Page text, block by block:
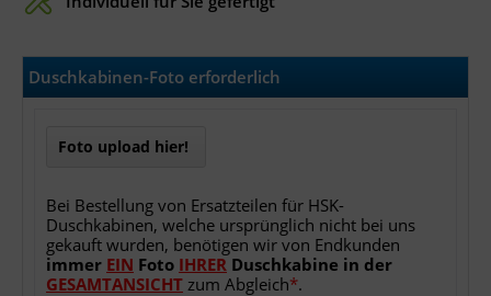
Duschkabinen-Foto erforderlich
Foto upload hier!
Bei Bestellung von Ersatzteilen für HSK-
Duschkabinen, welche ursprünglich nicht bei uns
gekauft wurden, benötigen wir von Endkunden
immer EIN Foto IHRER Duschkabine in der
GESAMTANSICHT zum Abgleich*.